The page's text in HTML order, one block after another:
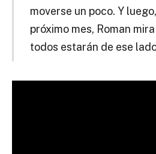
moverse un poco. Y
próximo mes, Roman
todos estarán de ese